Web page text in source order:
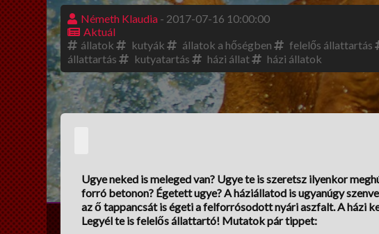
Németh Klaudia - 2017-07-16 10:00:00
Aktuál
állatok
kutyák állatok a hőségben
felelős állattartás
állattartás
kutyatartás házi állat házi állatok
Ugye neked is meleged van? Ugye te is szeretsz ilyenkor
forró betonon? Égetett ugye? A háziállatod is ugyanúgy
az ő tappancsát is égeti a felforrósodott nyári aszfalt. A házi
Legyél te is felelős állattartó! Mutatok pár tippet: